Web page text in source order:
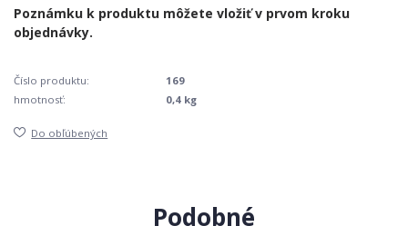
Číslo produktu:
169
hmotnosť:
0,4 kg
Do obľúbených
Podobné